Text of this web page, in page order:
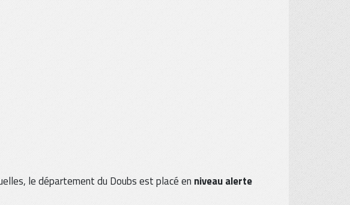
le département du Doubs est placé en niveau alerte